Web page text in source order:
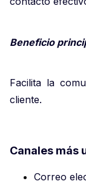
Beneficio
Facilita la
cliente.
Canales más
Correo